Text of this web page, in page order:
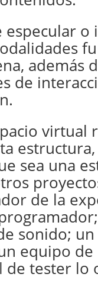
o
además
de
virtual
sea una
de la
sonido;
equipo
de tester lo